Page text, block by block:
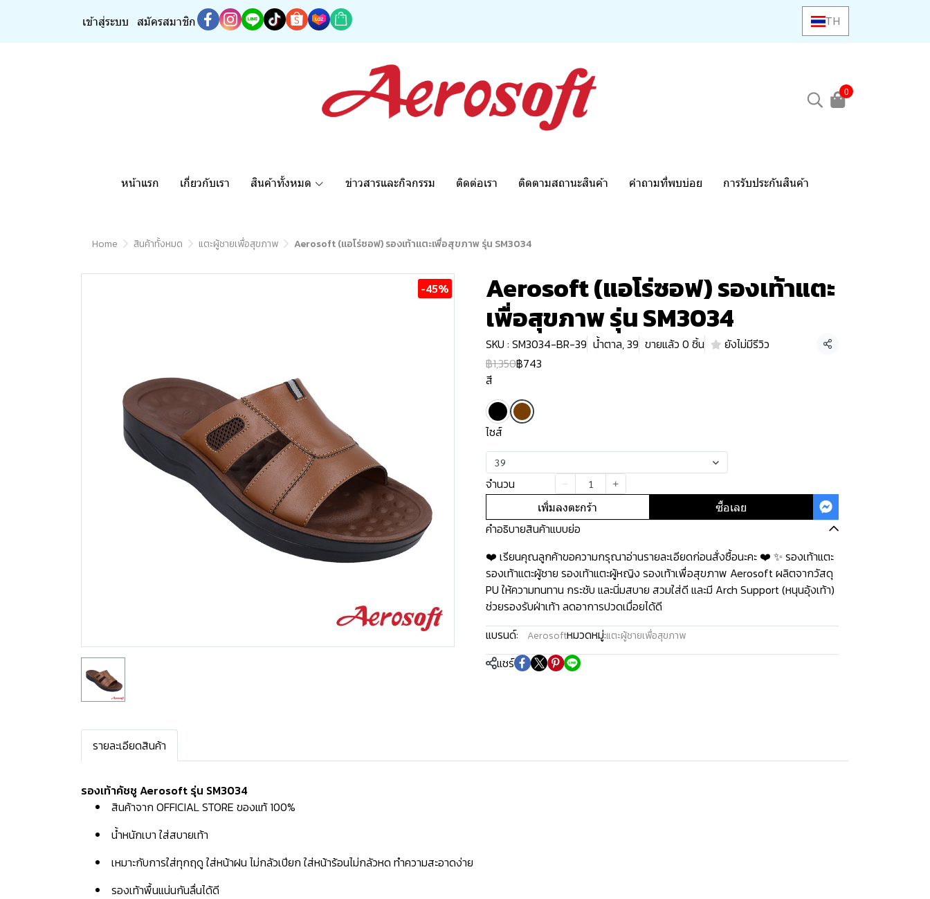
เข้าสู่ระบบ สมัครสมาชิก TH
0
หน้าแรก เกี่ยวกับเรา สินค้าทั้งหมด ข่าวสารและกิจกรรม ติดต่อเรา ติดตามสถานะสินค้า คำถามที่พบบ่อย การรับประกันสินค้า
Home สินค้าทั้งหมด แตะผู้ชายเพื่อสุขภาพ Aerosoft (แอโร่ซอฟ) รองเท้าแตะเพื่อสุขภาพ รุ่น SM3034
-45% Aerosoft (แอโร่ซอฟ) รองเท้าแตะ
เพื่อสุขภาพ รุ่น SM3034
SKU : SM3034-BR-39 น้ำตาล, 39 ขายแล้ว 0 ชิ้น ยังไม่มีรีวิว แชร์
฿1,350฿743
สี
ไซส์
39
จำนวน
เพิ่มลงตะกร้า ซื้อเลย
คำอธิบายสินค้าแบบย่อ
❤️ เรียนคุณลูกค้าขอความกรุณาอ่านรายละเอียดก่อนสั่งซื้อนะคะ️️ ️❤️ ✨ รองเท้าแตะ
รองเท้าแตะผู้ชาย รองเท้าแตะผู้หญิง รองเท้าเพื่อสุขภาพ Aerosoft ผลิตจากวัสดุ
PU ให้ความทนทาน กระชับ และนิ่มสบาย สวมใส่ดี และมี Arch Support (หนุนอุ้งเท้า)
ช่วยรองรับฝ่าเท้า ลดอาการปวดเมื่อยได้ดี
แบรนด์:
Aerosoftหมวดหมู่:แตะผู้ชายเพื่อสุขภาพ
แชร์
รายละเอียดสินค้า
รองเท้าคัชชู Aerosoft รุ่น SM3034
สินค้าจาก OFFICIAL STORE ของแท้ 100%
น้ำหนักเบา ใส่สบายเท้า
เหมาะกับการใส่ทุกฤดู ใส่หน้าฝน ไม่กลัวเปียก ใส่หน้าร้อนไม่กลัวหด ทำความสะอาดง่าย
รองเท้าพื้นแน่นกันลื่นได้ดี